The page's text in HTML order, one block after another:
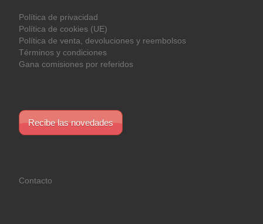
Política de privacidad
Política de cookies (UE)
Política de venta, devoluciones y reembolsos
Términos y condiciones
Gana comisiones por referidos
Recibe las novedades
Contacto